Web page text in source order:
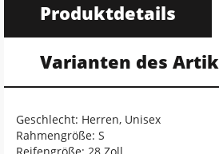
Produktdetails
Varianten des
Geschlecht: Herren, Unisex
Rahmengröße: S